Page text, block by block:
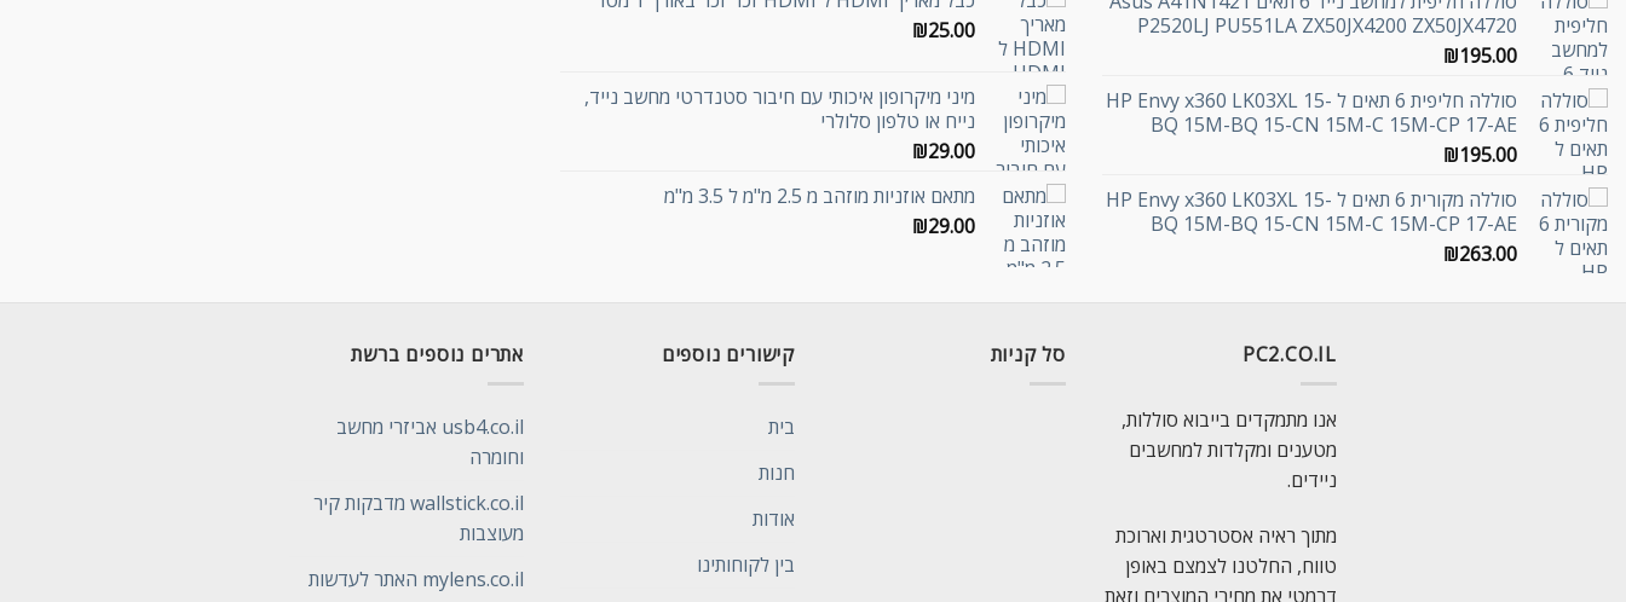
P2520LJ PU551LA ZX50JX4200 ZX50JX4720
₪195.00
סוללה חליפית 6 תאים ל HP Envy x360 LK03XL 15-
BQ 15M-BQ 15-CN 15M-C 15M-CP 17-AE
₪195.00
סוללה מקורית 6 תאים ל HP Envy x360 LK03XL 15-
BQ 15M-BQ 15-CN 15M-C 15M-CP 17-AE
₪263.00
₪25.00
מיני מיקרופון איכותי עם חיבור סטנדרטי מחשב נייד,
נייח או טלפון סלולרי
₪29.00
מתאם אוזניות מוזהב מ 2.5 מ"מ ל 3.5 מ"מ
₪29.00
PC2.CO.IL
אנו מתמקדים בייבוא סוללות,
מטענים ומקלדות למחשבים
ניידים.
מתוך ראיה אסטרטגית וארוכת
טווח, החלטנו לצמצם באופן
דרמטי את מחירי המוצרים וזאת
סל קניות קישורים נוספים
בית
חנות
אודות
בין לקוחותינו
אתרים נוספים ברשת
usb4.co.il אביזרי מחשב
וחומרה
wallstick.co.il מדבקות קיר
מעוצבות
mylens.co.il האתר לעדשות